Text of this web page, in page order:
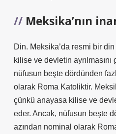
Meksika’nın
Din. Meksika’da resmi bir
kilise ve devletin
nüfusun beşte dördünden
olarak Roma Katoliktir.
çünkü anayasa kilise ve
eder. Ancak, nüfusun beşte
azından nominal olarak